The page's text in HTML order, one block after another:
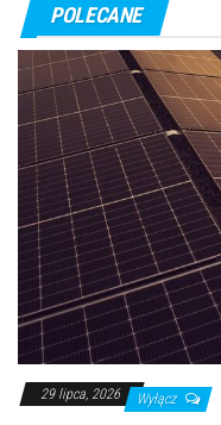
POLECANE
29 lipca, 2026 Wyłącz